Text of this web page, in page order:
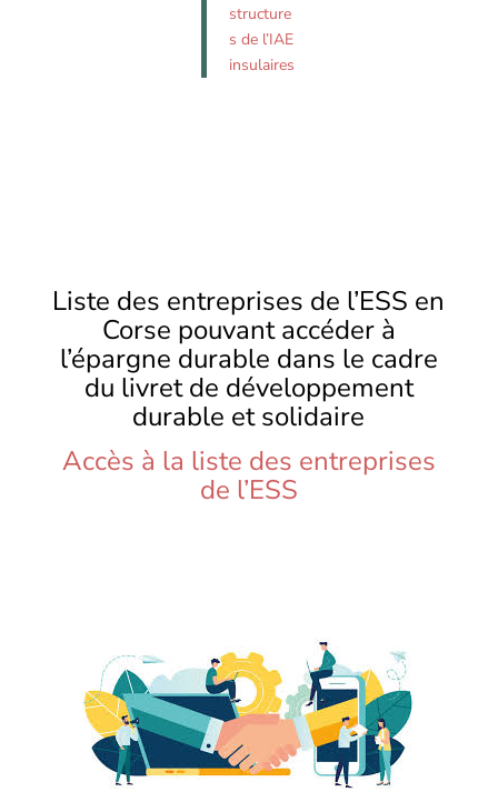
structure
s de l’IAE
insulaires
Liste des entreprises de l’ESS en
Corse pouvant accéder à
l’épargne durable dans le cadre
du livret de développement
durable et solidaire
Accès à la liste des entreprises
de l’ESS